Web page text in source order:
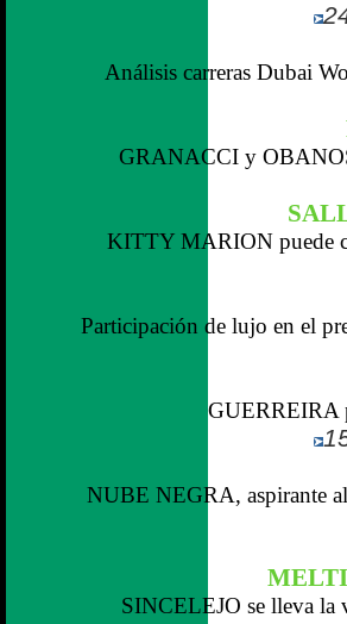
Análisis carreras Dubai
GRANACCI y
KITTY MARION puede
Participación de lujo en el
GUERREIRA
NUBE NEGRA, aspirante
SINCELEJO se lleva la